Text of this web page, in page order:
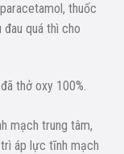
thuốc
quá thì cho
thở oxy 100%.
mạch trung tâm,
áp lực tĩnh mạch